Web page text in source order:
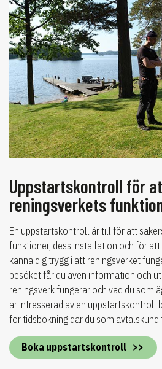
Uppstartskontroll för
reningsverkets
En uppstartskontroll är till för att
funktioner, dess installation och för att
känna dig trygg i att reningsverket
besöket får du även information och
reningsverk fungerar och vad du som
är intresserad av en uppstartskontroll
för tidsbokning där du som
Boka uppstartskontroll